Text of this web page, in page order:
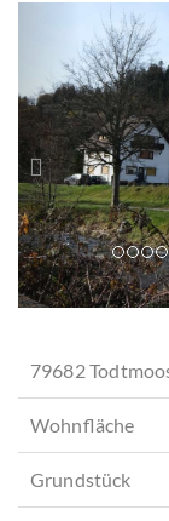
ü
c
k
79682
Wohnfläche
Grundstück